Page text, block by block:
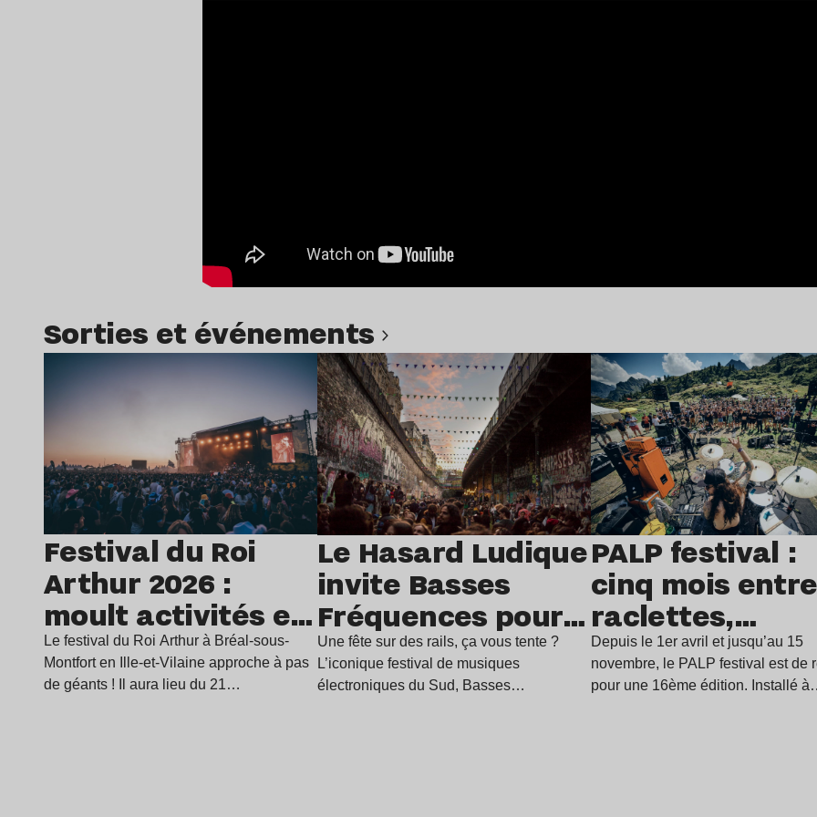
Sorties et événements
Festival du Roi
Arthur 2026 :
moult activités et
une
programmation
Le festival du Roi Arthur à Bréal-sous-
Montfort en Ille-et-Vilaine approche à pas
de géants ! Il aura lieu du 21…
Le Hasard Ludique
invite Basses
Fréquences pour
son fameux open
air du 14 juillet
Une fête sur des rails, ça vous tente ?
L’iconique festival de musiques
électroniques du Sud, Basses
PALP festival :
cinq mois entre
raclettes,
randonnées et
musiques
Depuis le 1er avril et jusqu’au 15
novembre, le PALP festival est de
pour une 16ème édition. Installé
Lire l’article Lire l’article